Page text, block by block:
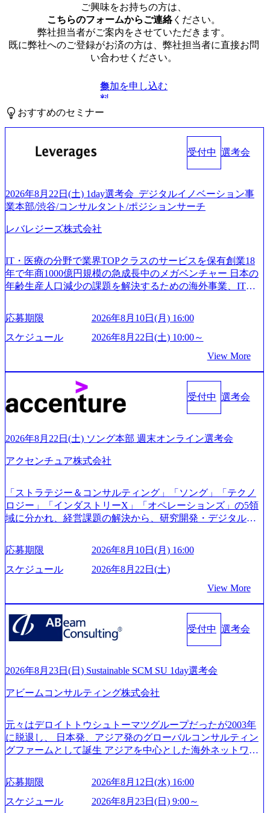
ご興味をお持ちの方は、
こちらのフォームからご連絡ください。
弊社担当者がご案内をさせていただきます。
既に弊社へのご登録がお済の方は、弊社担当者に直接お問
い合わせください。
無
料
参加を申し込む
おすすめのセミナー
受付中 選考会
2026年8月22日(土) 1day選考会_デジタルイノベーション事
業本部/渋谷/コンサルタント/ポジションサーチ
レバレジーズ株式会社
IT・医療の分野で業界TOPクラスのサービスを保有創業18
年で年商1000億円規模の急成長中のメガベンチャー 日本の
年齢生産人口減少の課題を解決するための海外事業、IT事
以上の事業を展開する オールインハウスの組織体制をとっ
ており社内で新しい事業開発などの人員調達できる 独立資
本経営をとっており、事業創造の自由度が高い https://storag
s/20240925162633_7242d0de-3e54-4f03-b076-00318d5c0dff_120
0x644.webp レバレジーズ株式会社 会社説明資料 (https://spea
kerdeck.com/leverages/leverages-hui-she-shao-jie-zi-liao-zhong-tu-
cai-yong-xiang-ke) 「働く人」「事業・サービス」「カルチャ
ー」など、レバレジーズのリアルを取り上げています！ (htt
「外国人留学生等受入環境整備事業委託業務」を受託 (http
s://prtimes.jp/main/html/rd/p/000000612.000010591.html) レバレ
ジーズ、モチベーション管理システム「NALYSYS」リリー
m/@leveragesCh) レバレジーズで活躍するメンバー紹介！〜
管理職種編 〜 (https://www.youtube.com/watch?v=RETwZKac2
UI) レバレジーズで活躍するメンバー紹介！〜 営業職種編
来黒字を維持し、急成長中でありながら安定した事業を展
円を目指す日本にもなかなかないメガベンチャー。創業か
ら黒字経営。年間130%成長 https://storage.googleapis.com/our-
527843-d227-4df8-b86c-5587f843fdf6_1200x471.webp https://stor
age.googleapis.com/our-vision-production.appspot.com/public/imag
es/20251030164946_dc0888f6-0539-4887-84d7-34c8d8544226_1
200x666.webp 年間100億円規模の投資の元、10以上もの新規
能 社内転職が活発であり、多様なスキルを1社で身に着ける
ことが可能 事業開発・運用を内包かする「オールインハウ
ス」型の組織体。社内スカウトや社内公募制度を用いて主
165942_70f09968-1b27-43e6-b849-1cd107c4f488_1200x698.web
p ## 働き方／WLB／待遇 内装8億円超のかっこいいオフィ
スがあり、 働き甲斐のあるランキング、新卒注目ランキン
ため事業創造の自由度が高く、赤字事業でも投資して長期
的な成長を若手に任せられる環境 対面でのコミュニケーシ
ョンメリットを重視するため出社勤務。1日の労働時間平均
応募期限
2026年8月10日(月) 16:00
スケジュール
2026年8月22日(土) 10:00～
View More
受付中 選考会
2026年8月22日(土) ソング本部 週末オンライン選考会
アクセンチュア株式会社
「ストラテジー＆コンサルティング」「ソング」「テクノ
ロジー」「インダストリーX」「オペレーションズ」の5領
域に分かれ、経営課題の解決から、研究開発・デジタル・
グ領域からその実行的側面であるITサービスの提供まで一
貫して支援する総合系・IT系ファームである あらゆる産業
において非常に良質な顧客基盤を築いており、Fortune Globa
手掛けたプロジェクトは「ファーストリテイリングにおけ
るグローバル化」「資生堂グループのDX化支援」「ヴィヴ
ィアン・ウエストウッドの製品開発」など多岐にわたる コ
ンサルティング活動のみならず、2021年にはKDDIと合弁会
社「ARISE analytics」を設立し、人工知能とデータアナリテ
ジタル人材育成の支援も盛んに行う 採用資料 (https://www.ac
2/Accenture-Recruiting-Brochure.pdf#zoom=50) 女性の活躍につ
rs/corporate/document/women-brochure.pdf#zoom=50) 社員発信
のキャリアブログ (https://www.accenture.com/jp-ja/blogs/japan-
careers-blog) 江川社長が語る「105点経営」 (https://business.ni
kkei.com/atcl/gen/19/00604/021600008/) 規模拡大で成功する理
6218) 大手広告代理店出身者などマーケティングのトップ人
材が集結するワケ (https://markezine.jp/article/detail/45446) エン
ジニアからコンサルタントへ。会社に入って、何が変わっ
応募期限
2026年8月10日(月) 16:00
スケジュール
2026年8月22日(土)
View More
受付中 選考会
2026年8月23日(日) Sustainable SCM SU 1day選考会
アビームコンサルティング株式会社
元々はデロイトトウシュトーマツグループだったが2003年
に脱退し、 日本発、アジア発のグローバルコンサルティン
グファームとして誕生 アジアを中心とした海外ネットワー
供している日系最大級の総合コンサルティングファーム
『Build Beyond As One ®.』をブランドメッセージに掲げ、
企業や組織の変革を通じて社会や産業の課題を解決し、未
応募期限
2026年8月12日(水) 16:00
スケジュール
2026年8月23日(日) 9:00～